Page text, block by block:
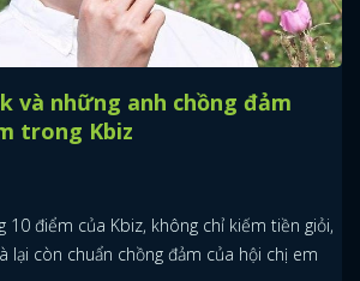
và những anh chồng đảm
trong Kbiz
10 điểm của Kbiz, không chỉ kiếm tiền giỏi,
lại còn chuẩn chồng đảm của hội chị em